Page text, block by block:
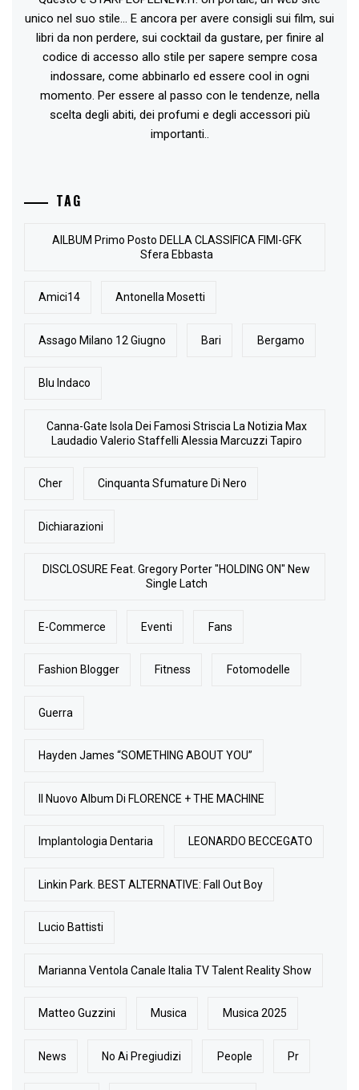
unico nel suo stile... E ancora per avere consigli sui film, sui
libri da non perdere, sui cocktail da gustare, per finire al
codice di accesso allo stile per sapere sempre cosa
indossare, come abbinarlo ed essere cool in ogni
momento. Per essere al passo con le tendenze, nella
scelta degli abiti, dei profumi e degli accessori più
importanti..
TAG
AlLBUM Primo Posto DELLA CLASSIFICA FIMI-GFK
Sfera Ebbasta
Amici14 Antonella Mosetti
Assago Milano 12 Giugno Bari Bergamo
Blu Indaco
Canna-Gate Isola Dei Famosi Striscia La Notizia Max
Laudadio Valerio Staffelli Alessia Marcuzzi Tapiro
Cher Cinquanta Sfumature Di Nero
Dichiarazioni
DISCLOSURE Feat. Gregory Porter "HOLDING ON" New
Single Latch
E-Commerce Eventi Fans
Fashion Blogger Fitness Fotomodelle
Guerra
Hayden James “SOMETHING ABOUT YOU”
Il Nuovo Album Di FLORENCE + THE MACHINE
Implantologia Dentaria LEONARDO BECCEGATO
Linkin Park. BEST ALTERNATIVE: Fall Out Boy
Lucio Battisti
Marianna Ventola Canale Italia TV Talent Reality Show
Matteo Guzzini Musica Musica 2025
News No Ai Pregiudizi People Pr